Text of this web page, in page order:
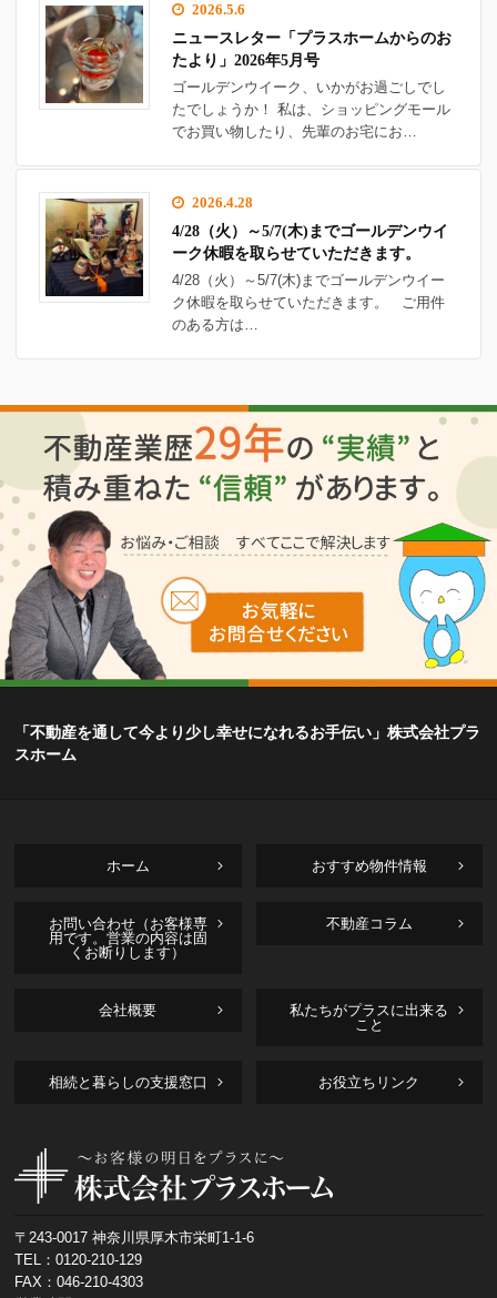
2026.5.6
ニュースレター「プラスホームからのお
たより」2026年5月号
ゴールデンウイーク、いかがお過ごしでし
たでしょうか！ 私は、ショッピングモール
でお買い物したり、先輩のお宅にお…
2026.4.28
4/28（火）～5/7(木)までゴールデンウイ
ーク休暇を取らせていただきます。
4/28（火）～5/7(木)までゴールデンウイー
ク休暇を取らせていただきます。 ご用件
のある方は…
「不動産を通して今より少し幸せになれるお手伝い」株式会社プラ
スホーム
ホーム おすすめ物件情報
お問い合わせ（お客様専
用です。営業の内容は固
くお断りします）
不動産コラム
会社概要
私たちがプラスに出来る
こと
相続と暮らしの支援窓口 お役立ちリンク
〒243-0017 神奈川県厚木市栄町1-1-6
TEL： 0120-210-129
FAX：046-210-4303